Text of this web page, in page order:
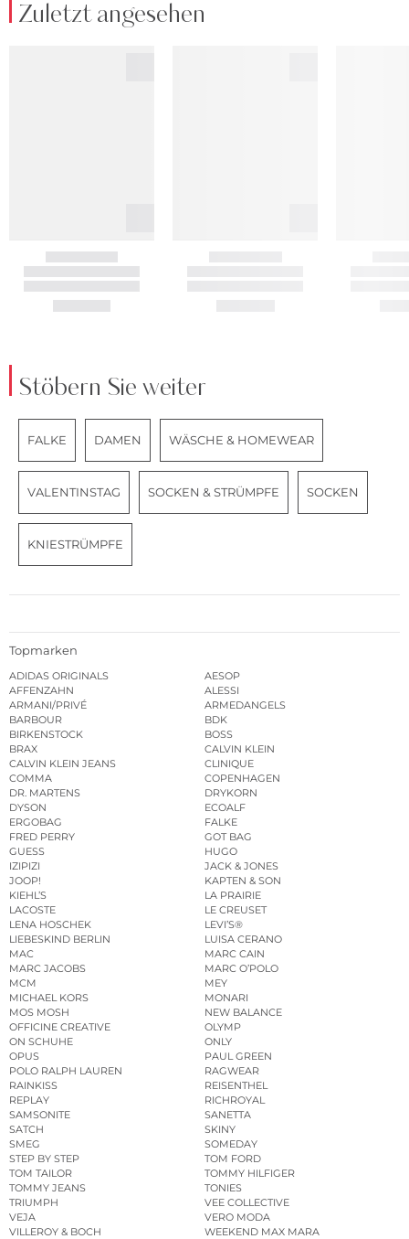
Zuletzt angesehen
Stöbern Sie weiter
FALKE DAMEN WÄSCHE & HOMEWEAR
VALENTINSTAG SOCKEN & STRÜMPFE SOCKEN
KNIESTRÜMPFE
Topmarken
ADIDAS ORIGINALS
AESOP
AFFENZAHN
ALESSI
ARMANI/PRIVÉ
ARMEDANGELS
BARBOUR
BDK
BIRKENSTOCK
BOSS
BRAX
CALVIN KLEIN
CALVIN KLEIN JEANS
CLINIQUE
COMMA
COPENHAGEN
DR. MARTENS
DRYKORN
DYSON
ECOALF
ERGOBAG
FALKE
FRED PERRY
GOT BAG
GUESS
HUGO
IZIPIZI
JACK & JONES
JOOP!
KAPTEN & SON
KIEHL’S
LA PRAIRIE
LACOSTE
LE CREUSET
LENA HOSCHEK
LEVI’S®
LIEBESKIND BERLIN
LUISA CERANO
MAC
MARC CAIN
MARC JACOBS
MARC O’POLO
MCM
MEY
MICHAEL KORS
MONARI
MOS MOSH
NEW BALANCE
OFFICINE CREATIVE
OLYMP
ON SCHUHE
ONLY
OPUS
PAUL GREEN
POLO RALPH LAUREN
RAGWEAR
RAINKISS
REISENTHEL
REPLAY
RICHROYAL
SAMSONITE
SANETTA
SATCH
SKINY
SMEG
SOMEDAY
STEP BY STEP
TOM FORD
TOM TAILOR
TOMMY HILFIGER
TOMMY JEANS
TONIES
TRIUMPH
VEE COLLECTIVE
VEJA
VERO MODA
VILLEROY & BOCH
WEEKEND MAX MARA